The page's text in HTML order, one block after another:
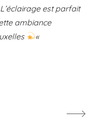
éclairageestparfait
ambiance
«